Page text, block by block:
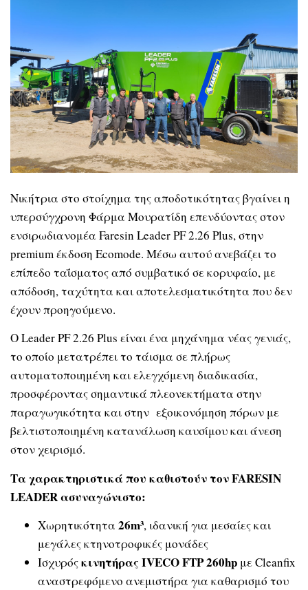
Νικήτρια στο στοίχημα της αποδοτικότητας βγαίνει η
υπερσύγχρονη Φάρμα Μουρατίδη επενδύοντας στον
ενσιρωδιανομέα Faresin Leader PF 2.26 Plus, στην
premium έκδοση Ecomode. Μέσω αυτού ανεβάζει το
επίπεδο ταΐσματος από συμβατικό σε κορυφαίο, με
απόδοση, ταχύτητα και αποτελεσματικότητα που δεν
έχουν προηγούμενο.
Ο Leader PF 2.26 Plus είναι ένα μηχάνημα νέας γενιάς,
το οποίο μετατρέπει το τάισμα σε πλήρως
αυτοματοποιημένη και ελεγχόμενη διαδικασία,
προσφέροντας σημαντικά πλεονεκτήματα στην
παραγωγικότητα και στην εξοικονόμηση πόρων με
βελτιστοποιημένη κατανάλωση καυσίμου και άνεση
στον χειρισμό.
Τα χαρακτηριστικά που καθιστούν τον FARESIN
LEADER ασυναγώνιστο:
Χωρητικότητα 26m³, ιδανική για μεσαίες και
μεγάλες κτηνοτροφικές μονάδες
Ισχυρόςκινητήρας IVECO FTP 260hp με Cleanfix
αναστρεφόμενο ανεμιστήρα για καθαρισμό του